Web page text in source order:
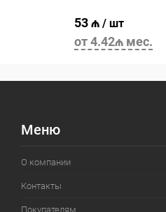
53 ₼ / шт
от 4.42₼ мес.
Меню
О компании
Контакты
Покупателям